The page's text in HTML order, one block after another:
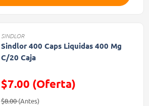
SINDLOR
Sindlor 400 Caps Liquidas 400 Mg
C/20 Caja
$7.00 (Oferta)
Precio reducido de
$8.00(Antes)(Oferta)